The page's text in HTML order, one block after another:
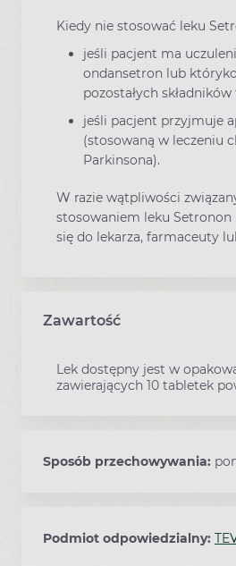
Kiedy nie stosować leku
jeśli pacjent ma
ondansetron lub
pozostałych
jeśli pacjent przyjmuje
(stosowaną w leczeniu
Parkinsona).
W razie wątpliwości
stosowaniem leku Setronon
się do lekarza, farmaceuty
Zawartość
Lek dostępny jest w
zawierających 10 tabletek
Sposób przechowywania:
Podmiot odpowiedzialny: